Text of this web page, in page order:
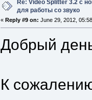
Re: Video Splitter 3.2 c
для работы со звуко
« Reply #9 on: June 29, 2012,
Добрый
К